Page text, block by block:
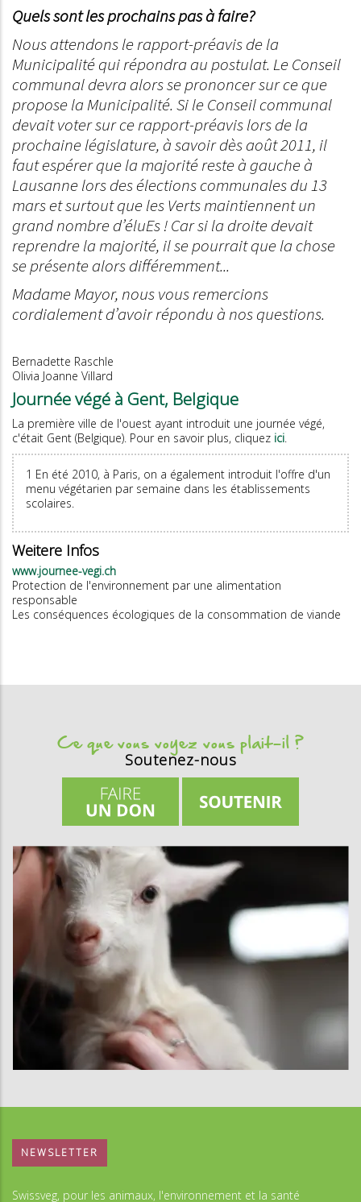
Quels sont les prochains pas à faire?
Nous attendons le rapport-préavis de la
Municipalité qui répondra au postulat. Le Conseil
communal devra alors se prononcer sur ce que
propose la Municipalité. Si le Conseil communal
devait voter sur ce rapport-préavis lors de la
prochaine législature, à savoir dès août 2011, il
faut espérer que la majorité reste à gauche à
Lausanne lors des élections communales du 13
mars et surtout que les Verts maintiennent un
grand nombre d’éluEs ! Car si la droite devait
reprendre la majorité, il se pourrait que la chose
se présente alors différemment...
Madame Mayor, nous vous remercions
cordialement d’avoir répondu à nos questions.
Bernadette Raschle
Olivia Joanne Villard
Journée végé à Gent, Belgique
La première ville de l'ouest ayant introduit une journée végé,
c'était Gent (Belgique). Pour en savoir plus, cliquez ici.
1 En été 2010, à Paris, on a également introduit l'offre d'un
menu végétarien par semaine dans les établissements
scolaires.
Weitere Infos
www.journee-vegi.ch
Protection de l'environnement par une alimentation
responsable
Les conséquences écologiques de la consommation de viande
Ce que vous voyez vous plait-il ?
Soutenez-nous
NEWSLETTER
Swissveg, pour les animaux, l'environnement et la santé